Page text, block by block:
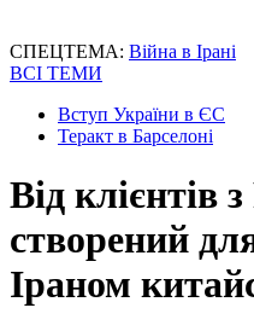
СПЕЦТЕМА: Війна в Ірані
ВСІ ТЕМИ
Вступ України в ЄС
Теракт в Барселоні
Від клієнтів
створений
Іраном